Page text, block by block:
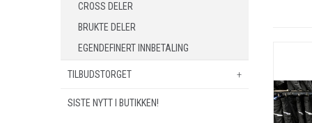
CROSS DELER
BRUKTE DELER
EGENDEFINERT INNBETALING
TILBUDSTORGET
OUTLET
SISTE NYTT I BUTIKKEN!